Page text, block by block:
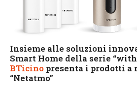
Insieme alle soluzioni
Smart Home della serie
BTicino presenta i prodotti a
“Netatmo”